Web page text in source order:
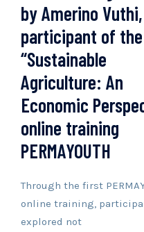
by Amerino Vuthi,
participant of the
“Sustainable
Agriculture: An
Economic
online training
PERMAYOUTH
Through the first
online training,
explored not